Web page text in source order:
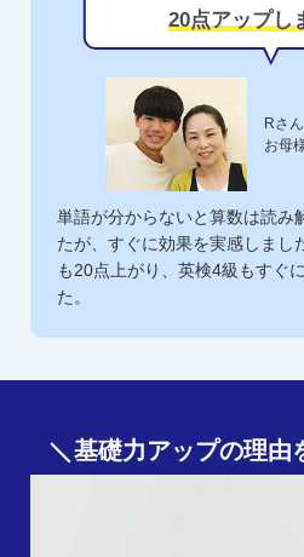
20点アップし
Rさ
お母
単語が分からないと算数は読み
たが、すぐに効果を実感しまし
も20点上がり、英検4級もすぐ
た。
基礎力アップの理由